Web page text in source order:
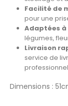
Facilité de
pour une
Adaptées
légumes,
Livraison
service de
Dimensions :